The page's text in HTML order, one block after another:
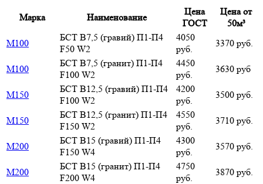
Марка Наименование
Цена
ГОСТ
Цена от
50м³
М100
БСТ В7,5 (гравий) П1-П4
F50 W2
4050
руб.
3370 руб.
М100
БСТ В7,5 (гранит) П1-П4
F100 W2
4450
руб.
3630 руб
М150
БСТ В12,5 (гравий) П1-П4
F100 W2
4200
руб.
3500 руб.
М150
БСТ В12,5 (гранит) П1-П4
F150 W2
4550
руб.
3710 руб.
М200
БСТ В15 (гравий) П1-П4
F150 W4
4300
руб.
3570 руб.
М200
БСТ В15 (гранит) П1-П4
F200 W4
4750
руб.
3870 руб.